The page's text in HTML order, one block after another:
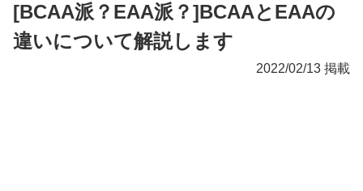
[BCAA派？EAA派？]BCAAとEAAの
違いについて解説します
2022/02/13 掲載